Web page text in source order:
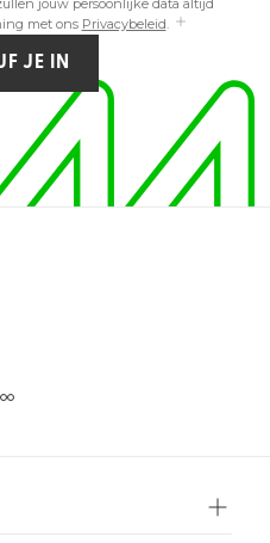
jouw persoonlijke data altijd
met ons Privacybeleid.
JE IN